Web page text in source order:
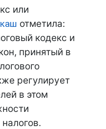
или
отметила:
кодекс и
принятый в
регулирует
в этом